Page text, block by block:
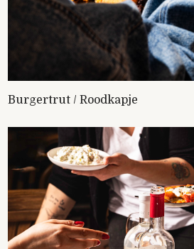
Burgertrut / Roodkapje